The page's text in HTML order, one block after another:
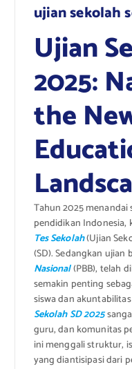
ujian sekolah
Ujian
2025:
the
Tahun 2025
pendidikan
Tes Sekolah(Ujian
(SD). Sedangkan ujian
Nasional(PBB), telah
semakin penting
siswa dan
Sekolah SD 2025
guru, dan komunitas
ini menggali struktur,
yang diantisipasi dari